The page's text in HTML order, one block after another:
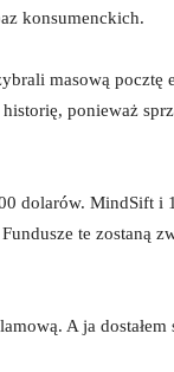
konsumenckich.
masową pocztę
ponieważ
dolarów. MindSift i
te zostaną
A ja